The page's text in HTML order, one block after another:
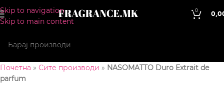
Skip to navigation
Skip to main content
0
Почетна » Сите производи » NASOMATTO Duro Extrait de
parfum